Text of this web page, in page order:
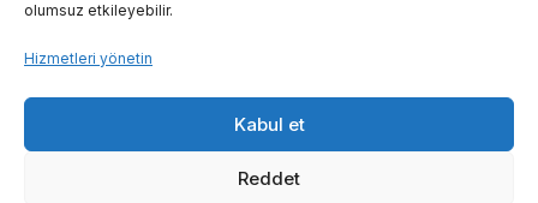
olumsuz etkileyebilir.
Hizmetleri yönetin
Kabul et
Reddet
Kalite politikamız